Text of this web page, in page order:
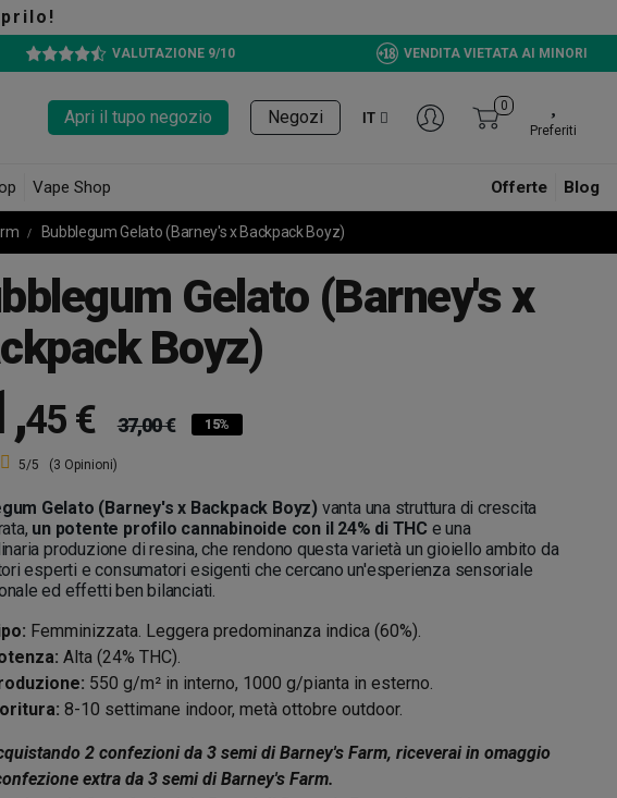
VALUTAZIONE 9/10 VENDITA VIETATA AI MINORI
Apri il tupo negozio Negozi IT
0
Preferiti
Vape Shop Offerte Blog
Bubblegum Gelato (Barney's x Backpack Boyz)
Gelato (Barney's x
Boyz)
,45 € 37,00 € 15%
5/5 (3 Opinioni)
Gelato (Barney's x Backpack Boyz)vanta una struttura di crescita
un potente profilo cannabinoide con il 24% di THC e una
produzione di resina, che rendono questa varietà un gioiello ambito da
esperti e consumatori esigenti che cercano un'esperienza sensoriale
ed effetti ben bilanciati.
Femminizzata. Leggera predominanza indica (60%).
Alta (24% THC).
550 g/m² in interno, 1000 g/pianta in esterno.
8-10 settimane indoor, metà ottobre outdoor.
2 confezioni da 3 semi di Barney's Farm, riceverai in omaggio
extra da 3 semi di Barney's Farm.